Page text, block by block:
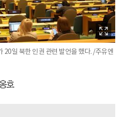
20일 북한 인권 관련 발언을 했다. /주유엔
호